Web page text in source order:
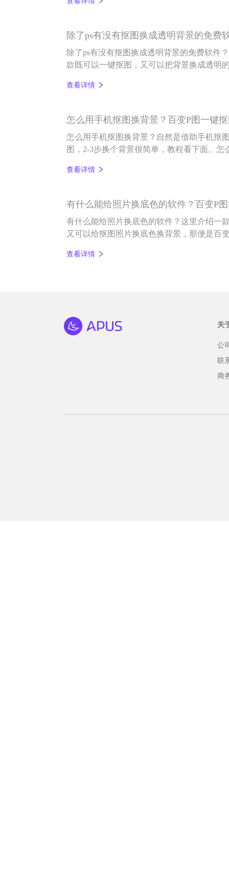
款图片编辑和AI智能抠图编辑软件，还具有
除了ps有没有抠图换成透明背景的免费
除了ps有没有抠图换成透明背景的免费软件
款既可以一键抠图，又可以把背景换成透明
是相当麻烦的，要换个背景图更是麻烦，百
查看详情
怎么用手机抠图换背景？百变P图一键
怎么用手机抠图换背景？自然是借助手机抠
图，2-3步换个背景很简单，教程看下面。
像图片，选择打开即抠好图，如下图：
查看详情
有什么能给照片换底色的软件？百变P
有什么能给照片换底色的软件？这里介绍一
又可以给抠图照片换底色换背景，那便是百
卓版哦。百变P图一键抠图，几个步骤就可
查看详情
关
公
联
商